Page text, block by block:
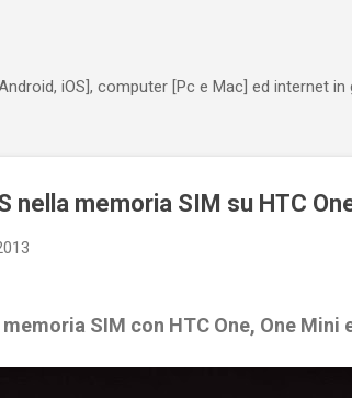
iOS], computer [Pc e Mac] ed internet
nella memoria SIM su HTC
SIM con HTC One, One Mini